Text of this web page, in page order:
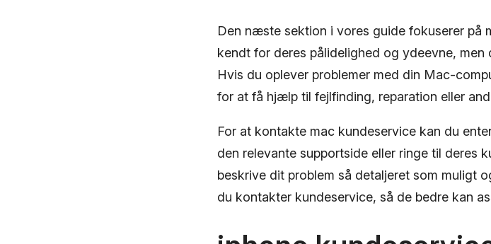
Den næste sektion i vores guide fokuserer på
kendt for deres pålidelighed og ydeevne,
Hvis du oplever problemer med din Mac-
for at få hjælp til fejlfinding, reparation eller
For at kontakte mac kundeservice kan du
den relevante supportside eller ringe til deres
beskrive dit problem så detaljeret som muligt
du kontakter kundeservice, så de bedre kan